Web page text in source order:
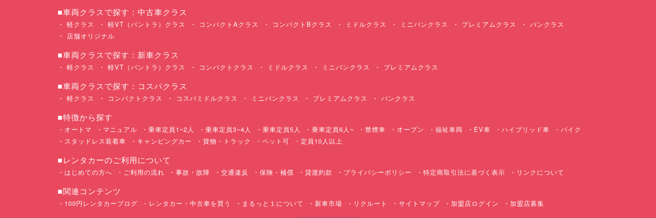
■車両クラスで探す：中古車クラス
軽クラス 軽VT（バントラ）クラス コンパクトAクラス コンパクトBクラス ミドルクラス ミニバンクラス プレミアムクラス
バンクラス
店舗オリジナル
■車両クラスで探す：新車クラス
軽クラス 軽VT（バントラ）クラス コンパクトクラス ミドルクラス ミニバンクラス プレミアムクラス
■車両クラスで探す：コスパクラス
軽クラス コンパクトクラス コスパミドルクラス ミニバンクラス プレミアムクラス バンクラス
■特徴から探す
オートマ マニュアル 乗車定員1~2人 乗車定員3~4人 乗車定員5人 乗車定員6人~ 禁煙車 オープン 福祉車両 EV車 ハイブリッド車
バイク
スタッドレス装着車
キャンピングカー 貨物・トラック ペット可 定員10人以上
■レンタカーのご利用について
はじめての方へ ご利用の流れ 事故・故障 交通違反 保険・補償 貸渡約款 プライバシーポリシー 特定商取引法に基づく表示 リンクについて
■関連コンテンツ
100円レンタカーブログ レンタカー・中古車を買う まるっと１について 新車市場 リクルート サイトマップ 加盟店ログイン 加盟店募集